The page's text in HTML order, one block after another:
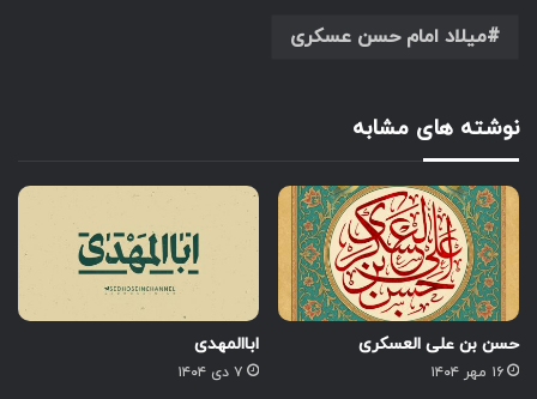
میلاد امام حسن عسکری
نوشته های مشابه
حسن بن علی العسکری
۱۶ مهر ۱۴۰۴
اباالمهدی
۷ دی ۱۴۰۴